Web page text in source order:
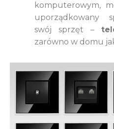
komputerowym,
uporządkowany
swój sprzęt –
zarówno w domu